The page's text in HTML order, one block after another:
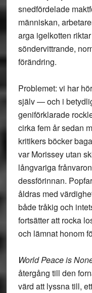
snedfördelade
människan,
arga igelkotten
söndervittrande,
förändring.
Problemet: vi har
själv — och i
geniförklarade
cirka fem år sedan
kritikers böcker
var Morissey utan
långvariga
dessförinnan.
åldras med
både tråkig och
fortsätter att rocka
och lämnat honom
World Peace is
återgång till den
värd att lyssna till,